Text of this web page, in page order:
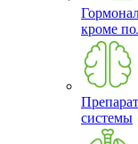
кроме
системы